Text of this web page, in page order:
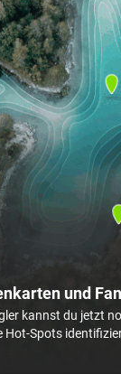
und
kannst du jetzt
Hot-Spots